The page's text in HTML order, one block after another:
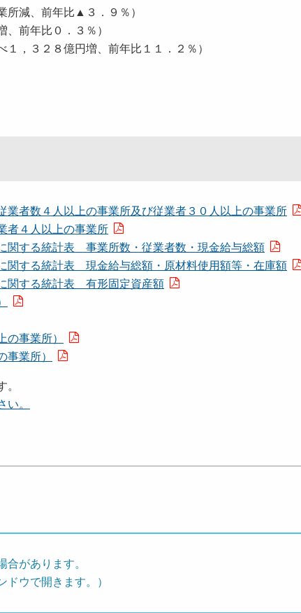
減、前年比▲３．９％）
前年比０．３％）
，３２８億円増、前年比１１．２％）
者数４人以上の事業所及び従業者３０人以上の事業所
者４人以上の事業所
する統計表 事業所数・従業者数・現金給与総額
する統計表 現金給与総額・原材料使用額等・在庫額
関する統計表 有形固定資産額
事業所）
業所）
。
い。
があります。
ドウで開きます。）